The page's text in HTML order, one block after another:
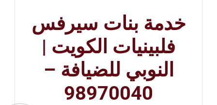
خدمة بنات سيرفس
فلبينيات الكويت |
النوبي للضيافة –
98970040